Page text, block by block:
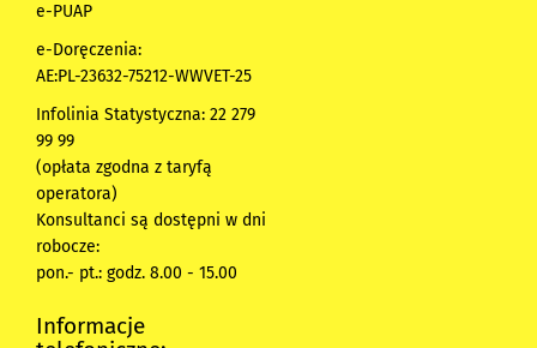
e-PUAP
e-Doręczenia:
AE:PL-23632-75212-WWVET-25
Infolinia Statystyczna: 22 279
99 99
(opłata zgodna z taryfą
operatora)
Konsultanci są dostępni w dni
robocze:
pon.- pt.: godz. 8.00 - 15.00
Informacje